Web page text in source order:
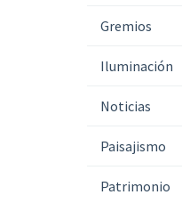
Gremios
Iluminación
Noticias
Paisajismo
Patrimonio